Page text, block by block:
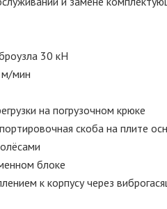
30 кН
м/мин
на погрузочном крюке
скоба на плите
блоке
к корпусу через